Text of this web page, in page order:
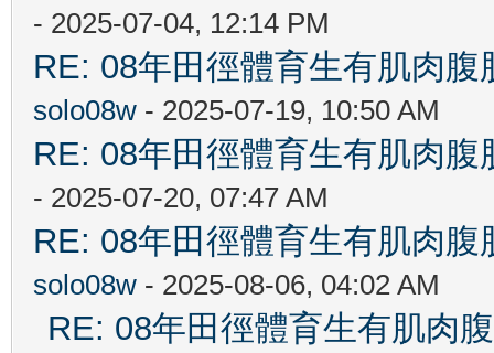
- 2025-07-04, 12:14 PM
RE: 08年田徑體育生有肌肉
solo08w - 2025-07-19, 10:50 AM
RE: 08年田徑體育生有肌肉
- 2025-07-20, 07:47 AM
RE: 08年田徑體育生有肌肉
solo08w - 2025-08-06, 04:02 AM
RE: 08年田徑體育生有肌肉